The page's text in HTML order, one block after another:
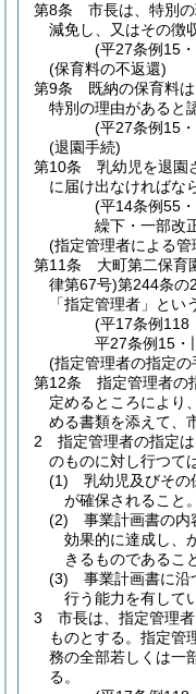
第8条
市長は、特別
減免し、又はその徴
(平27条例15
(保育料の不返還)
第9条
既納の保育料
特別の理由があると
(平27条例15
(退園手続)
第10条
乳幼児を退園
に届け出なければな
(平14条例55
繰下・一部改
(指定管理者による管
第11条
大町第二保育
律第67号)第244条の
「指定管理者」とい
(平17条例118
平27条例15・
(指定管理者の指定の
第12条
指定管理者の
定めるところにより
める書類を添えて、
2
指定管理者の指定
のものに対し行つて
(1)
乳幼児及びその
が確保されること。
(2)
事業計画書の内
効果的に達成し、
きるものであるこ
(3)
事業計画書に沿
行う能力を有して
3
市長は、指定管理
ものとする。 指定管
務の全部若しくは一
る。